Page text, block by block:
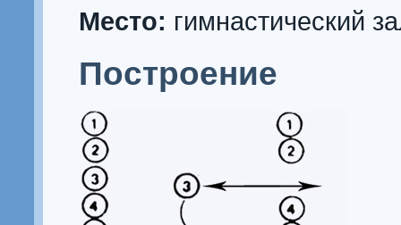
Место: гимнастический
Построение